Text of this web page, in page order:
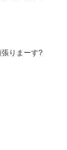
りまーす?